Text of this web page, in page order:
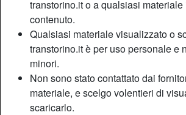
transtorino.it o a qualsiasi materiale
contenuto.
Qualsiasi materiale visualizzato o
transtorino.it è per uso personale e
minori.
Non sono stato contattato dai
materiale, e scelgo volentieri di
scaricarlo.
Nickname:
Età:
34
Paese:
Provincia:
Sesso: